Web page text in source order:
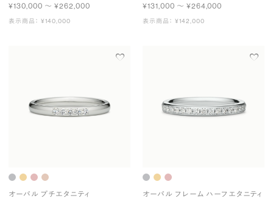
¥130,000 〜 ¥262,000
表示商品： ¥140,000
¥131,000 〜 ¥264,000
表示商品： ¥142,000
オーバル プチエタニティ
オーバル フレーム ハーフエタニティ